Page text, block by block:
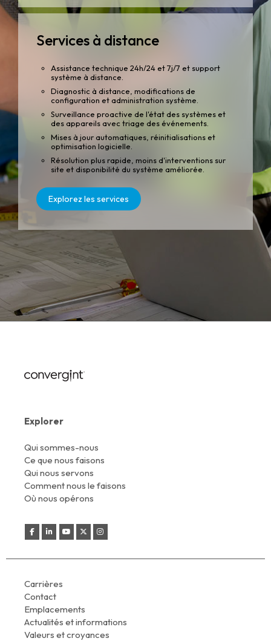
Services à distance
Assistance technique 24h/24 et 7j/7 et support
système à distance.
Diagnostic à distance, modifications de
configuration et administration système.
Surveillance proactive de l'état des systèmes et
des appareils avec triage des événements.
Mises à jour automatiques, réinitialisations et
optimisation logicielle.
Résolution plus rapide, moins d'interventions sur
site et disponibilité du système améliorée.
Explorez les services
Explorer
Qui sommes-nous
Ce que nous faisons
Qui nous servons
Comment nous le faisons
Où nous opérons
Carrières
Contact
Emplacements
Actualités et informations
Valeurs et croyances